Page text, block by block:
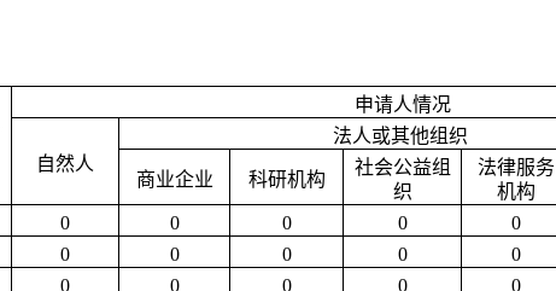
申请人情况
自然人
法人或其他组织
商业企业 科研机构
社会公益组
织
法律服务
机构
0 0 0 0 0
0 0 0 0 0
0 0 0 0 0